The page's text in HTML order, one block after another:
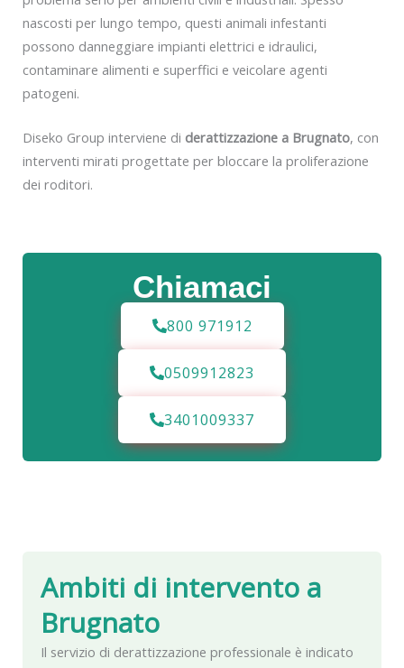
Chiamaci
800 971912
0509912823
3401009337
nascosti per lungo tempo, questi animali infestanti
possono danneggiare impianti elettrici e idraulici,
contaminare alimenti e superffici e veicolare agenti
patogeni.
Diseko Group interviene di derattizzazione a Brugnato, con
interventi mirati progettate per bloccare la proliferazione
dei roditori.
Ambiti di intervento a
Brugnato
Il servizio di derattizzazione professionale è indicato